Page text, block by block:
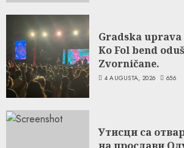
Gradska uprava
Ko Fol bend
Zvorničane.
4 AUGUSTA, 2026 656
Утисци са
на прослави